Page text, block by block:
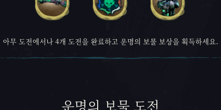
아무 도전에서나 4개 도전을 완료하고 운명의 보물 보상을 획득하세요.
운명의 보물 도전